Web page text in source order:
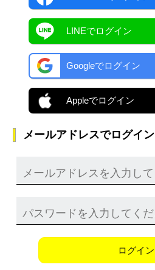
LINEでログイン
Googleでログイン
Appleでログイン
メールアドレスでログイン
ログイン